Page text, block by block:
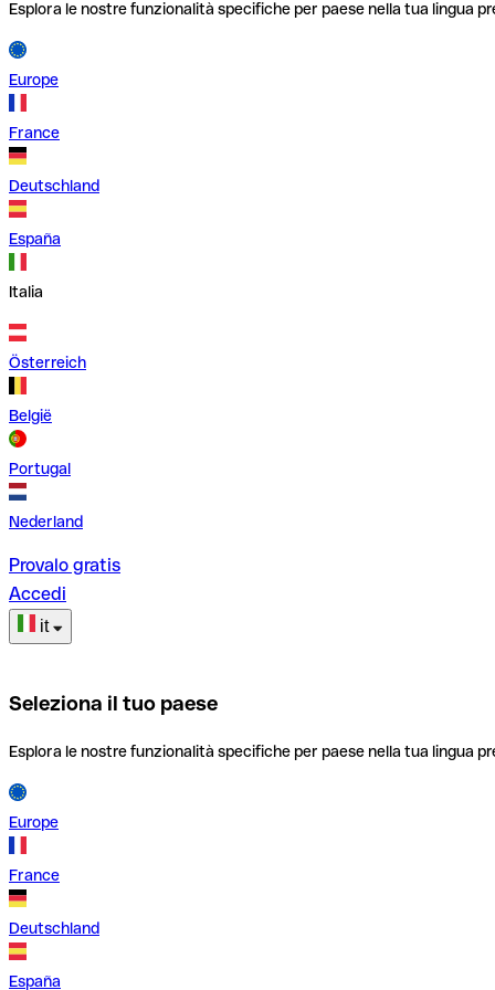
Esplora le nostre funzionalità specifiche per paese nella tua lingua
Europe
France
Deutschland
España
Italia
Österreich
België
Portugal
Nederland
Provalo gratis
Accedi
it
Seleziona il tuo paese
Esplora le nostre funzionalità specifiche per paese nella tua lingua
Europe
France
Deutschland
España